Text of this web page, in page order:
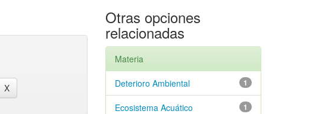
Otras opciones
relacionadas
Materia
1
Deterioro Ambiental
1
Ecosistema Acuático